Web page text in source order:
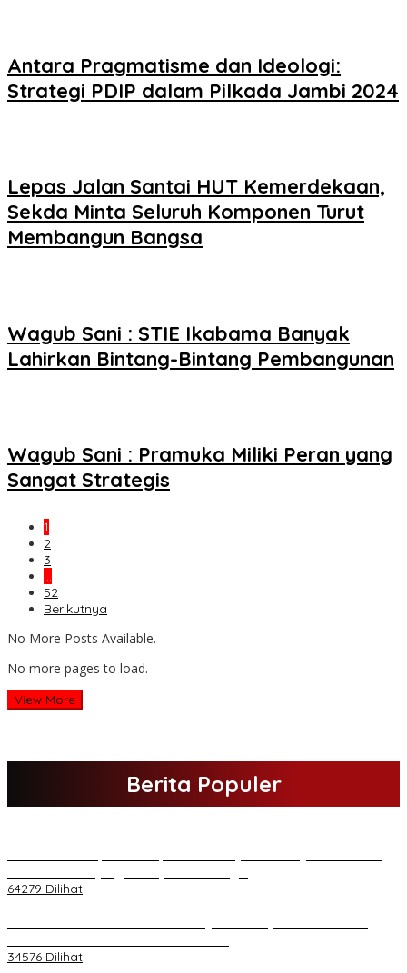
Antara Pragmatisme dan Ideologi:
Strategi PDIP dalam Pilkada Jambi 2024
Lepas Jalan Santai HUT Kemerdekaan,
Sekda Minta Seluruh Komponen Turut
Membangun Bangsa
Wagub Sani : STIE Ikabama Banyak
Lahirkan Bintang-Bintang Pembangunan
Wagub Sani : Pramuka Miliki Peran yang
Sangat Strategis
1
2
3
…
52
Berikutnya
No More Posts Available.
No more pages to load.
View More
Berita Populer
64279 Dilihat
34576 Dilihat